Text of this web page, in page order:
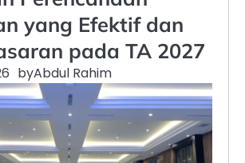
yang Efektif dan
pada TA 2027
byAbdul Rahim